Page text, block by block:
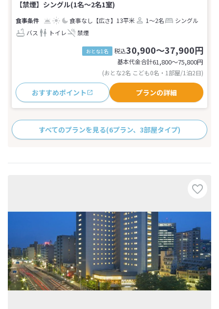
【禁煙】シングル(1名～2名1室)
食事なし 【広さ】13平米 1～2名
シングル
バス
トイレ 禁煙
おとな1名 税込30,900～37,900円
基本代金合計61,800〜75,800円
(おとな2名 こども0名・1部屋/1泊2日)
おすすめポイント プランの詳細
すべてのプランを見る(6プラン、3部屋タイプ)